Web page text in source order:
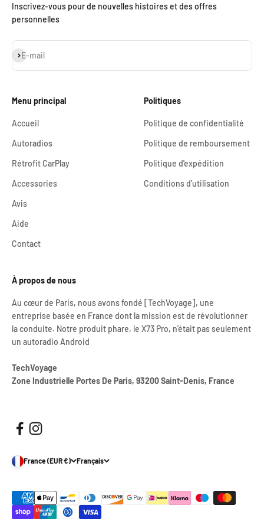
Inscrivez-vous pour de nouvelles histoires et des offres
personnelles
E-mail
S'inscrire
Menu principal
Accueil
Autoradios
Rétrofit CarPlay
Accessories
Avis
Aide
Contact
Politiques
Politique de confidentialité
Politique de remboursement
Politique d'expédition
Conditions d'utilisation
À propos de nous
Au cœur de Paris, nous avons fondé [TechVoyage], une
entreprise basée en France dont la mission est de révolutionner
la conduite. Notre produit phare, le X73 Pro, n'était pas seulement
un autoradio Android
TechVoyage
Zone Industrielle Portes De Paris, 93200 Saint-Denis, France
France (EUR €) Français